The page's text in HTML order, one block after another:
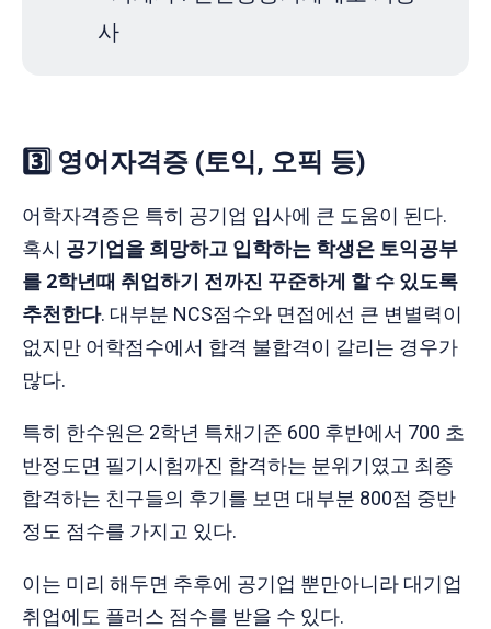
사
3️⃣ 영어자격증 (토익, 오픽 등)
어학자격증은 특히 공기업 입사에 큰 도움이 된다.
혹시 공기업을 희망하고 입학하는 학생은 토익공부
를 2학년때 취업하기 전까진 꾸준하게 할 수 있도록
추천한다. 대부분 NCS점수와 면접에선 큰 변별력이
없지만 어학점수에서 합격 불합격이 갈리는 경우가
많다.
특히 한수원은 2학년 특채기준 600 후반에서 700 초
반정도면 필기시험까진 합격하는 분위기였고 최종
합격하는 친구들의 후기를 보면 대부분 800점 중반
정도 점수를 가지고 있다.
이는 미리 해두면 추후에 공기업 뿐만아니라 대기업
취업에도 플러스 점수를 받을 수 있다.